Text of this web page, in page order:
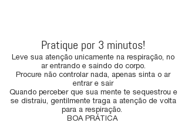
Pratique por 3 minutos!
Leve sua atenção unicamente na respiração, no
ar entrando e saindo do corpo.
Procure não controlar nada, apenas sinta o ar
entrar e sair
Quando perceber que sua mente te sequestrou e
se distraiu, gentilmente traga a atenção de volta
para a respiração.
BOA PRÁTICA